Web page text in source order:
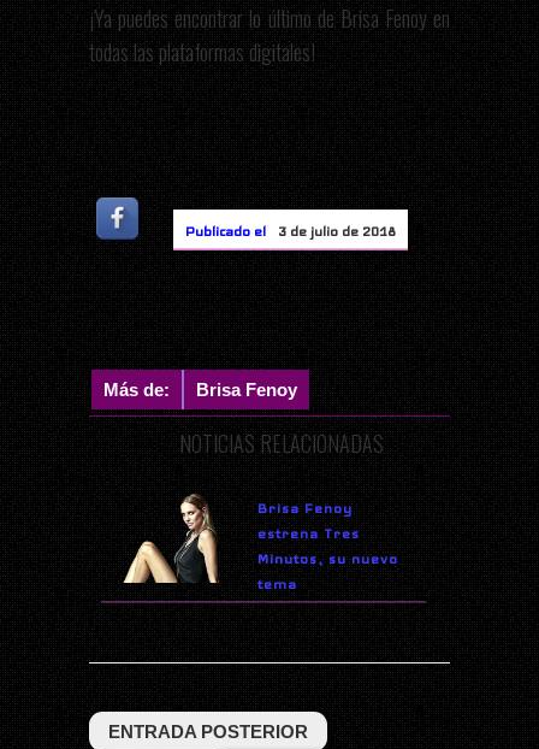
¡Ya puedes encontrar lo último de Brisa Fenoy en
todas las plataformas digitales!
Publicado el 3 de julio de 2018
Más de: Brisa Fenoy
NOTICIAS RELACIONADAS
Brisa Fenoy
estrena Tres
Minutos, su nuevo
tema
ENTRADA POSTERIOR